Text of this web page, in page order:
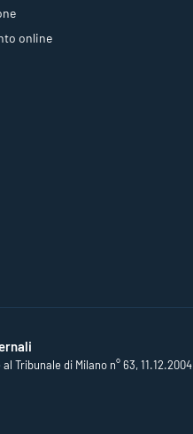
online
Tribunale di Milano n° 63, 11.12.2004